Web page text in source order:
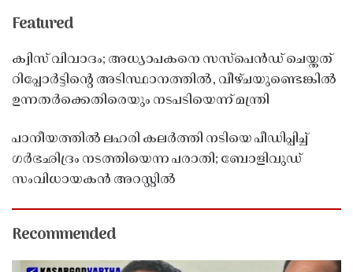
Featured
ക്വിസ് വിവാദം; അധ്യാപകനെ സസ്‌പെൻഡ് ചെയ്തത്
റിപ്പോർട്ടിൻ്റെ അടിസ്ഥാനത്തിൽ, വീഴ്ചയുണ്ടെങ്കിൽ
ഉന്നതർക്കെതിരെയും നടപടിയെന്ന് മന്ത്രി
പാനീയത്തിൽ ലഹരി കലർത്തി നടിയെ പീഡിപ്പിച്ച്
ഗർഭഛിദ്രം നടത്തിയെന്ന പരാതി; ബോളിവുഡ്
സംവിധായകൻ അറസ്റ്റിൽ
Recommended